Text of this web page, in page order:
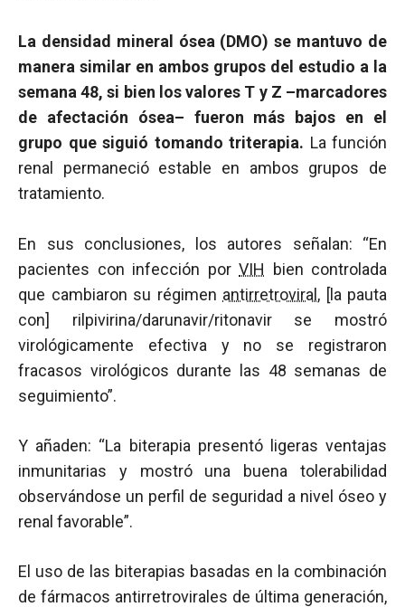
La densidad mineral ósea (DMO) se mantuvo de
manera similar en ambos grupos del estudio a la
semana 48, si bien los valores T y Z –marcadores
de afectación ósea– fueron más bajos en el
grupo que siguió tomando triterapia. La función
renal permaneció estable en ambos grupos de
tratamiento.
En sus conclusiones, los autores señalan: “En
pacientes con infección por VIH bien controlada
que cambiaron su régimen antirretroviral , [la pauta
con] rilpivirina/darunavir/ritonavir se mostró
virológicamente efectiva y no se registraron
fracasos virológicos durante las 48 semanas de
seguimiento”.
Y añaden: “La biterapia presentó ligeras ventajas
inmunitarias y mostró una buena tolerabilidad
observándose un perfil de seguridad a nivel óseo y
renal favorable”.
El uso de las biterapias basadas en la combinación
de fármacos antirretrovirales de última generación,